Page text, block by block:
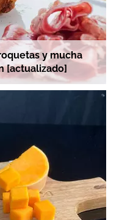
y mucha
[actualizado]